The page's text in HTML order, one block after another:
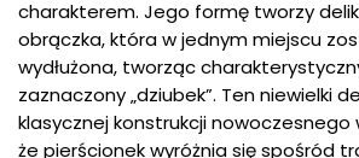
charakterem. Jego formę tworzy
obrączka, która w jednym miejscu
wydłużona, tworząc
zaznaczony „dziubek”. Ten niewielki
klasycznej konstrukcji nowoczesnego
że pierścionek wyróżnia się spośród